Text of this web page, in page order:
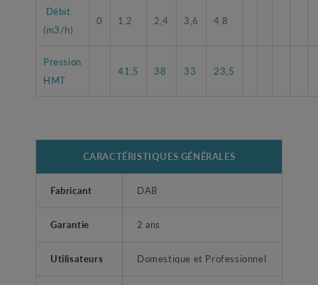
Débit
(m3/h)
0 1,2 2,4 3,6 4,8
Pression
HMT
41,5 38 33 23,5
CARACTÉRISTIQUES GÉNÉRALES
Fabricant DAB
Garantie 2 ans
Utilisateurs Domestique et Professionnel